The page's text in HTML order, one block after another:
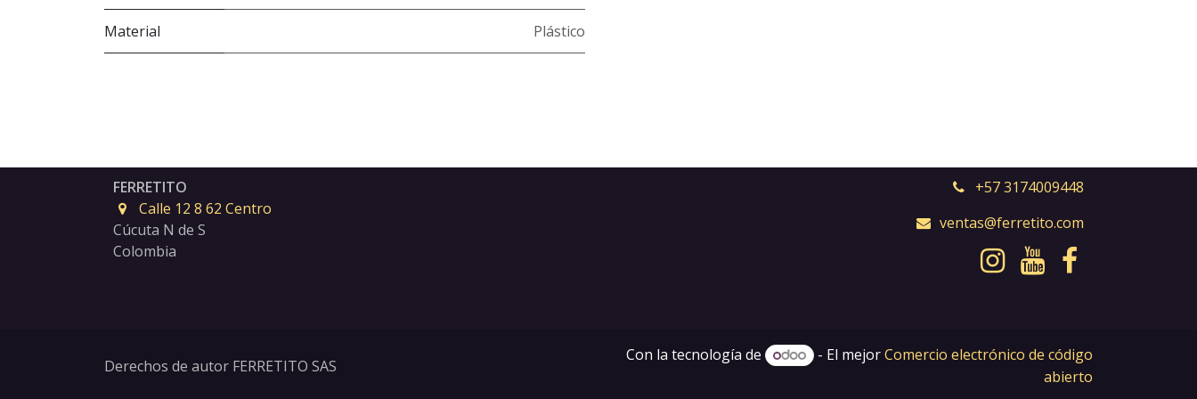
Material Plástico
FERRETITO
Calle 12 8 62 Centro
Cúcuta N de S
Colombia
+57 3174009448
ventas@ferretito.com
Derechos de autor FERRETITO SAS
Con la tecnología de - El mejorComercio electrónico de código
abierto